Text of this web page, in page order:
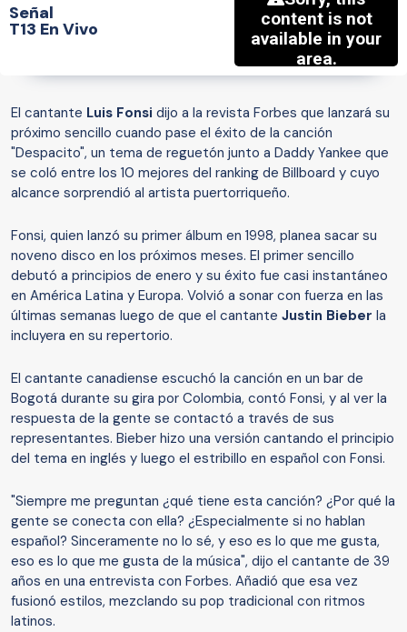
Señal
T13 En Vivo
El cantante Luis Fonsi dijo a la revista Forbes que lanzará su
próximo sencillo cuando pase el éxito de la canción
"Despacito", un tema de reguetón junto a Daddy Yankee que
se coló entre los 10 mejores del ranking de Billboard y cuyo
alcance sorprendió al artista puertorriqueño.
Fonsi, quien lanzó su primer álbum en 1998, planea sacar su
noveno disco en los próximos meses. El primer sencillo
debutó a principios de enero y su éxito fue casi instantáneo
en América Latina y Europa. Volvió a sonar con fuerza en las
últimas semanas luego de que el cantante Justin Bieber la
incluyera en su repertorio.
El cantante canadiense escuchó la canción en un bar de
Bogotá durante su gira por Colombia, contó Fonsi, y al ver la
respuesta de la gente se contactó a través de sus
representantes. Bieber hizo una versión cantando el principio
del tema en inglés y luego el estribillo en español con Fonsi.
"Siempre me preguntan ¿qué tiene esta canción? ¿Por qué la
gente se conecta con ella? ¿Especialmente si no hablan
español? Sinceramente no lo sé, y eso es lo que me gusta,
eso es lo que me gusta de la música", dijo el cantante de 39
años en una entrevista con Forbes. Añadió que esa vez
fusionó estilos, mezclando su pop tradicional con ritmos
latinos.